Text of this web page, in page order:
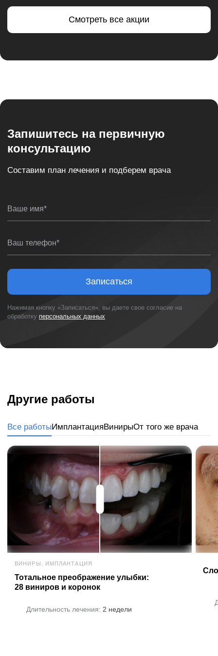
Смотреть все акции
Запишитесь на первичную
консультацию
Составим план лечения и подберем врача
Ваше имя*
Ваш телефон*
Записаться
Нажимая кнопку «Записаться», вы даете свое согласие на
обработку персональных данных
Другие работы
Все работыИмплантация ВинирыОт того же врача
ВИНИРЫ, ИМПЛАНТАЦИЯ
Тотальное преображение улыбки:
28 виниров и коронок
Длительность лечения: 2 недели